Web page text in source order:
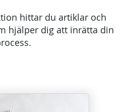
hittar du artiklar och
hjälper dig att inrätta din